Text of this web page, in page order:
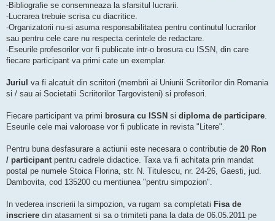
-Bibliografie se consemneaza la sfarsitul lucrarii.
-Lucrarea trebuie scrisa cu diacritice.
-Organizatorii nu-si asuma responsabilitatea pentru continutul lucrarilor
sau pentru cele care nu respecta cerintele de redactare.
-Eseurile profesorilor vor fi publicate intr-o brosura cu ISSN, din care
fiecare participant va primi cate un exemplar.
Juriul va fi alcatuit din scriitori (membrii ai Uniunii Scriitorilor din Romania
si / sau ai Societatii Scriitorilor Targovisteni) si profesori.
Fiecare participant va primi brosura cu ISSN si diploma de participare.
Eseurile cele mai valoroase vor fi publicate in revista "Litere".
Pentru buna desfasurare a actiunii este necesara o contributie de 20 Ron
/ participant pentru cadrele didactice. Taxa va fi achitata prin mandat
postal pe numele Stoica Florina, str. N. Titulescu, nr. 24-26, Gaesti, jud.
Dambovita, cod 135200 cu mentiunea "pentru simpozion".
In vederea inscrierii la simpozion, va rugam sa completati Fisa de
inscriere din atasament si sa o trimiteti pana la data de 06.05.2011 pe